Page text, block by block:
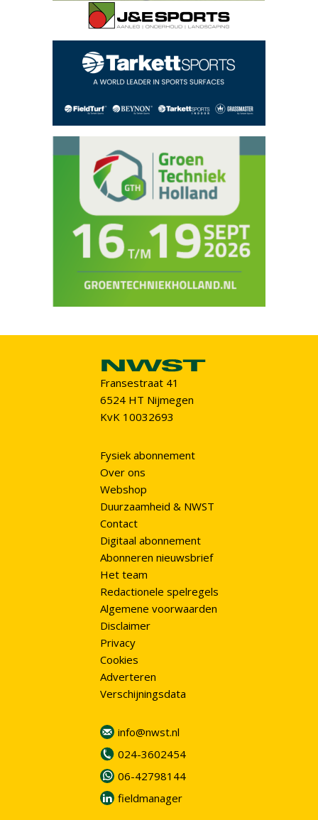
Fransestraat 41
6524 HT Nijmegen
KvK 10032693
Fysiek abonnement
Over ons
Webshop
Duurzaamheid & NWST
Contact
Digitaal abonnement
Abonneren nieuwsbrief
Het team
Redactionele spelregels
Algemene voorwaarden
Disclaimer
Privacy
Cookies
Adverteren
Verschijningsdata
info@nwst.nl
024-3602454
06-42798144
fieldmanager